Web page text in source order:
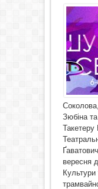
Зюбіна та
Такетеру
вересня